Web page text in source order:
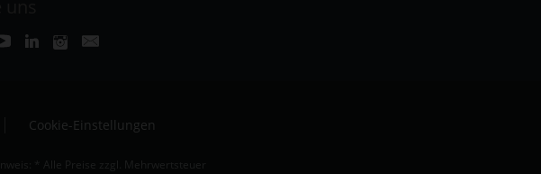
Cookie-Einstellungen